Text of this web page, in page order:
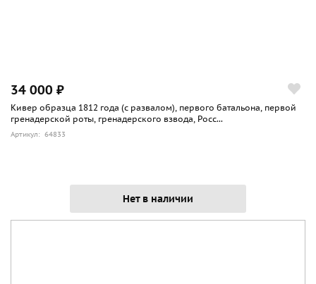
34 000 ₽
Кивер образца 1812 года (с развалом), первого батальона, первой
гренадерской роты, гренадерского взвода, Росс...
Артикул: 64833
Нет в наличии